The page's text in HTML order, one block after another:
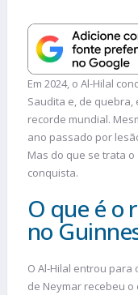
Em 2024, o Al-Hilal
Saudita e, de
recorde mundial.
ano passado por
Mas do que se trata o
conquista.
O que é o
no
O Al-Hilal entrou
de Neymar recebeu